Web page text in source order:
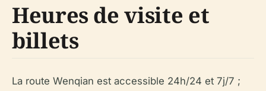
Heures de visite et
billets
La route Wenqian est accessible 24h/24 et 7j/7 ;